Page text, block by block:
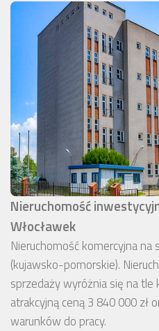
Nieruchomość
Włocławek
Nieruchomość komercyjna na
(kujawsko-pomorskie).
sprzedaży wyróżnia się na
atrakcyjną ceną 3 840 000 zł
warunków do pracy.